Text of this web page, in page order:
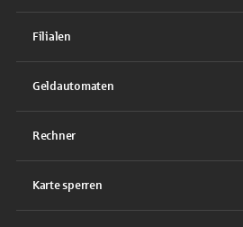
Filialen
Geldautomaten
Rechner
Karte sperren